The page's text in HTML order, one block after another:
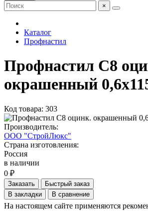
×
Каталог
Профнастил
Профнастил С8
окрашенный
Код товара: 303
Производитель:
ООО "СтройЛюкс"
Страна изготовления:
Россия
в наличии
0 ₽
Заказать
Быстрый заказ
В закладки
В сравнение
На настоящем сайте применяются